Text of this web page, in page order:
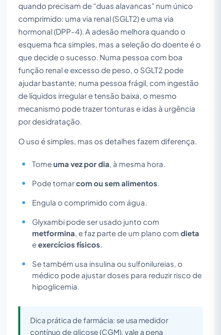
quando precisam de “duas alavancas” num único
comprimido: uma via renal (SGLT2) e uma via
hormonal (DPP-4). A adesão melhora quando o
esquema fica simples, mas a seleção do doente é o
que decide o sucesso. Numa pessoa com boa
função renal e excesso de peso, o SGLT2 pode
ajudar bastante; numa pessoa frágil, com ingestão
de líquidos irregular e tensão baixa, o mesmo
mecanismo pode trazer tonturas e idas à urgência
por desidratação.
O uso é simples, mas os detalhes fazem diferença.
Tomeuma vez por dia , à mesma hora.
Pode tomarcom ou sem alimentos
Engula o comprimido com água.
Glyxambi pode ser usado junto com
metformina , e faz parte de um plano com dieta
eexercícios físicos
Se também usa insulina ou sulfonilureias, o
médico pode ajustar doses para reduzir risco de
hipoglicemia.
Dica prática de farmácia: se usa medidor
contínuo de glicose (CGM), vale a pena